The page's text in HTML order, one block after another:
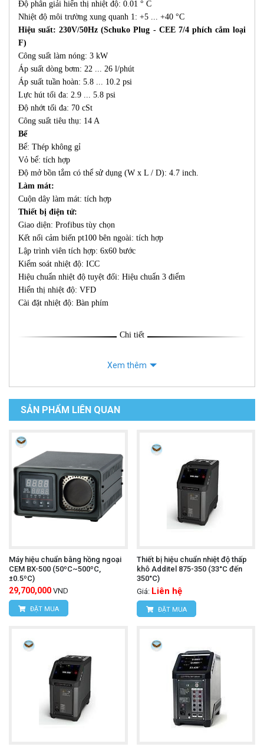
Độ phân giải hiển thị nhiệt độ: 0.01 ° C
Nhiệt độ môi trường xung quanh 1: +5 ... +40 °C
Hiệu suất:230V/50Hz (Schuko Plug - CEE 7/4 phích cắm loại
F)
Công suất làm nóng: 3 kW
Áp suất dòng bơm: 22 ... 26 l/phút
Áp suất tuần hoàn: 5.8 ... 10.2 psi
Lực hút tối đa: 2.9 ... 5.8 psi
Độ nhớt tối đa: 70 cSt
Công suất tiêu thụ: 14 A
Bể
Bể: Thép không gỉ
Vỏ bể: tích hợp
Độ mở bồn tắm có thể sử dụng (W x L / D): 4.7 inch.
Làm mát:
Cuộn dây làm mát: tích hợp
Thiết bị điện tử:
Giao diện: Profibus tùy chọn
Kết nối cảm biến pt100 bên ngoài: tích hợp
Lập trình viên tích hợp: 6x60 bước
Kiểm soát nhiệt độ: ICC
Hiệu chuẩn nhiệt độ tuyệt đối: Hiệu chuẩn 3 điểm
Hiển thị nhiệt độ: VFD
Cài đặt nhiệt độ: Bàn phím
Chi tiết
Xem thêm
SẢN PHẨM LIÊN QUAN
Máy hiệu chuẩn bằng hồng ngoại
CEM BX-500 (50ºC~500ºC,
±0.5ºC)
29,700,000 VND
ĐẶT MUA
Thiết bị hiệu chuẩn nhiệt độ thấp
khô Additel 875-350 (33°C đến
350°C)
Giá: Liên hệ
ĐẶT MUA